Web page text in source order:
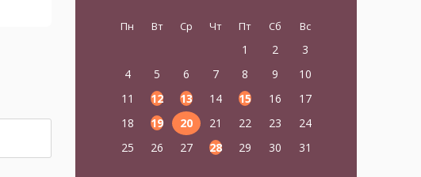
Пн Вт Ср Чт Пт Сб Вс
1 2
3
4
5 6 7 8 9
10
11
12 13 14 15 16
17
18
19 20 21 22 23
24
25
26 27 28 29 30 31